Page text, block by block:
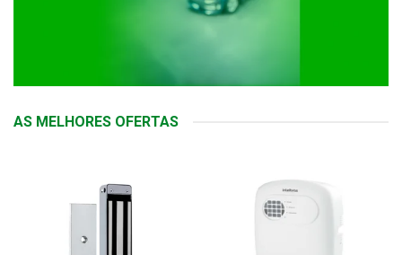
AS MELHORES OFERTAS